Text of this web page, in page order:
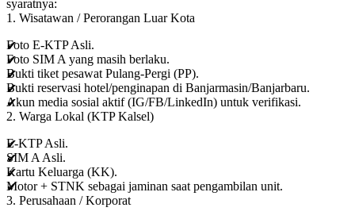
syaratnya:
1. Wisatawan / Perorangan Luar Kota
Foto E-KTP Asli.
Foto SIM A yang masih berlaku.
Bukti tiket pesawat Pulang-Pergi (PP).
Bukti reservasi hotel/penginapan di Banjarmasin/Banjarbaru.
Akun media sosial aktif (IG/FB/LinkedIn) untuk verifikasi.
2. Warga Lokal (KTP Kalsel)
E-KTP Asli.
SIM A Asli.
Kartu Keluarga (KK).
Motor + STNK sebagai jaminan saat pengambilan unit.
3. Perusahaan / Korporat